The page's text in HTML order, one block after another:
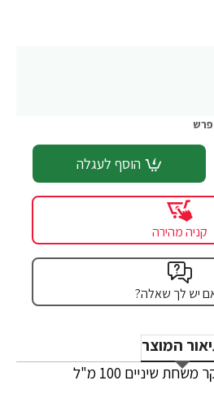
פרש
הוסף לעגלה
קניה מהירה
יש לך שאלה?
המוצר
שיניים 100 מ"ל